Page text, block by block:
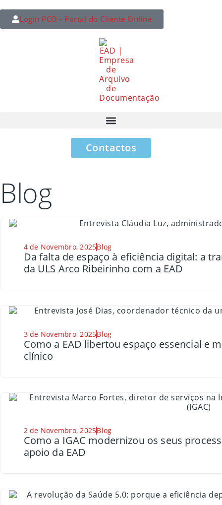
Login PCO - Portal do Cliente Online
Contactos
Blog
4 de Novembro, 2025Blog
Da falta de espaço à eficiência digital: a
da ULS Arco Ribeirinho com a EAD
3 de Novembro, 2025Blog
Como a EAD libertou espaço essencial e
clínico
2 de Novembro, 2025Blog
Como a IGAC modernizou os seus
apoio da EAD